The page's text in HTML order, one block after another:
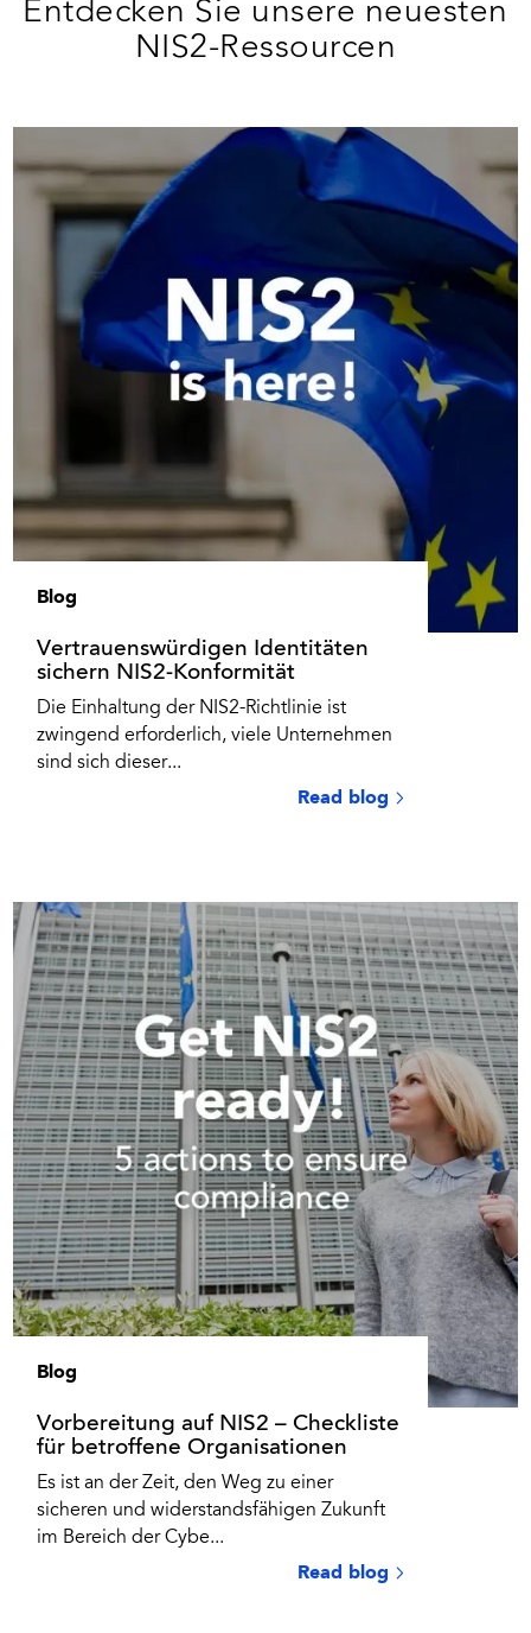
Entdecken Sie unsere neuesten
NIS2-Ressourcen
Blog
Vertrauenswürdigen Identitäten
sichern NIS2-Konformität
Read blog
Die Einhaltung der NIS2-Richtlinie ist
zwingend erforderlich, viele Unternehmen
sind sich dieser...
Blog
Vorbereitung auf NIS2 – Checkliste
für betroffene Organisationen
Read blog
Es ist an der Zeit, den Weg zu einer
sicheren und widerstandsfähigen Zukunft
im Bereich der Cybe...